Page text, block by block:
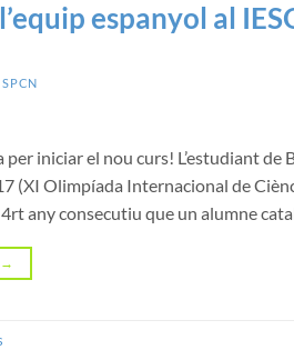
espanyol al
SPCN
iniciar el nou curs! L’estudiant
(XI Olimpíada Internacional de
any consecutiu que un alumne
→